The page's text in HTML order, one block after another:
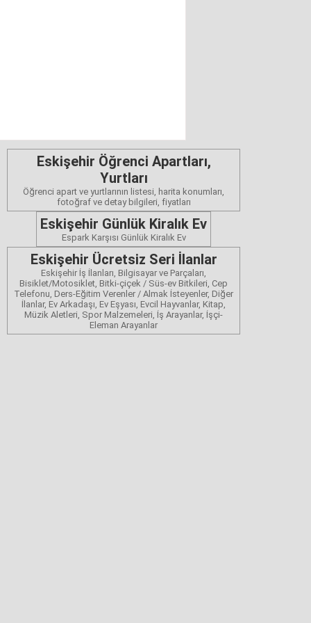
Eskişehir Öğrenci Apartları,
Yurtları
Öğrenci apart ve yurtlarının listesi, harita konumları,
fotoğraf ve detay bilgileri, fiyatları
Eskişehir Günlük Kiralık Ev
Espark Karşısı Günlük Kiralık Ev
Eskişehir Ücretsiz Seri İlanlar
Eskişehir İş İlanları, Bilgisayar ve Parçaları,
Bisiklet/Motosiklet, Bitki-çiçek / Süs-ev Bitkileri, Cep
Telefonu, Ders-Eğitim Verenler / Almak İsteyenler, Diğer
İlanlar, Ev Arkadaşı, Ev Eşyası, Evcil Hayvanlar, Kitap,
Müzik Aletleri, Spor Malzemeleri, İş Arayanlar, İşçi-
Eleman Arayanlar